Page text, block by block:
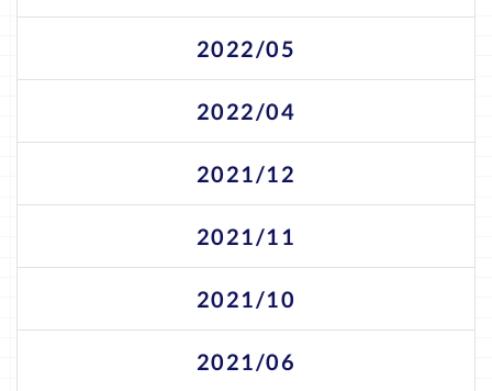
2022/05
2022/04
2021/12
2021/11
2021/10
2021/06